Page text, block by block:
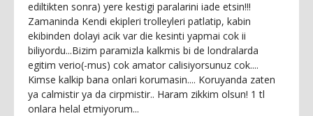
ediltikten sonra) yere kestigi paralarini iade etsin!!!
Zamaninda Kendi ekipleri trolleyleri patlatip, kabin
ekibinden dolayi acik var die kesinti yapmai cok ii
biliyordu...Bizim paramizla kalkmis bi de londralarda
egitim verio(-mus) cok amator calisiyorsunuz cok....
Kimse kalkip bana onlari korumasin.... Koruyanda zaten
ya calmistir ya da cirpmistir.. Haram zikkim olsun! 1 tl
onlara helal etmiyorum...